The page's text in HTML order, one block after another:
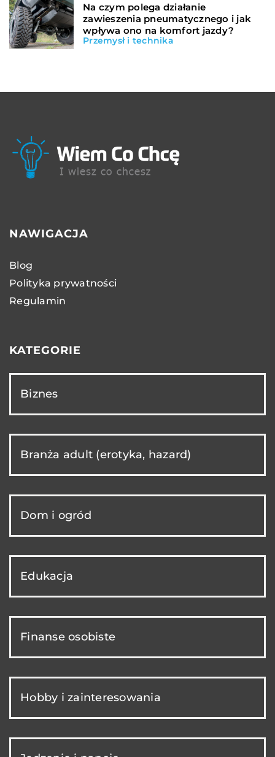
Na czym polega działanie
zawieszenia pneumatycznego i jak
wpływa ono na komfort jazdy?
Przemysł i technika
NAWIGACJA
Blog
Polityka prywatności
Regulamin
KATEGORIE
Biznes
Branża adult (erotyka, hazard)
Dom i ogród
Edukacja
Finanse osobiste
Hobby i zainteresowania